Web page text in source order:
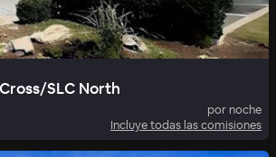
SLC North
por noche
Incluye todas las comisiones